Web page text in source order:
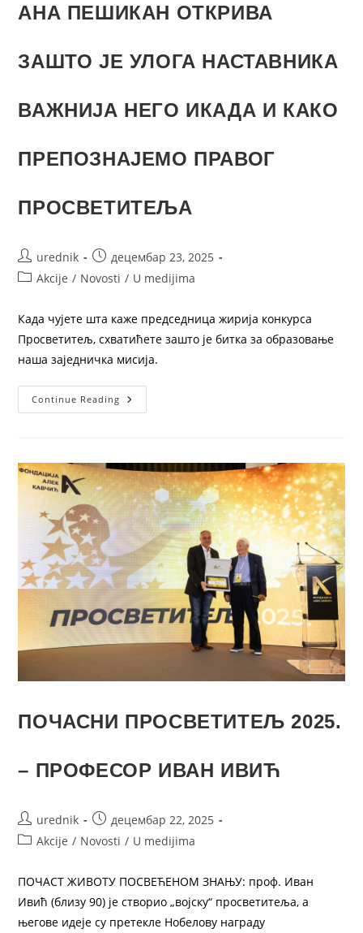
АНА ПЕШИКАН ОТКРИВА
ЗАШТО ЈЕ УЛОГА НАСТАВНИКА
ВАЖНИЈА НЕГО ИКАДА И КАКО
ПРЕПОЗНАЈЕМО ПРАВОГ
ПРОСВЕТИТЕЉА
urednik
децембар 23, 2025
Akcije / Novosti / U medijima
Када чујете шта каже председница жирија конкурса
Просветитељ, схватићете зашто је битка за образовање
наша заједничка мисија.
Continue Reading
ПОЧАСНИ ПРОСВЕТИТЕЉ 2025.
– ПРОФЕСОР ИВАН ИВИЋ
urednik
децембар 22, 2025
Akcije / Novosti / U medijima
ПОЧАСТ ЖИВОТУ ПОСВЕЋЕНОМ ЗНАЊУ: проф. Иван
Ивић (близу 90) је створио „војску“ просветитеља, а
његове идеје су претекле Нобелову награду